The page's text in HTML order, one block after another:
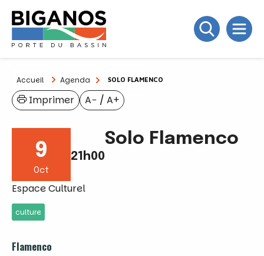
Accueil Agenda SOLO FLAMENCO
A− / A+
Imprimer
9
Oct
21h00
Solo Flamenco
Espace Culturel
culture
Flamenco